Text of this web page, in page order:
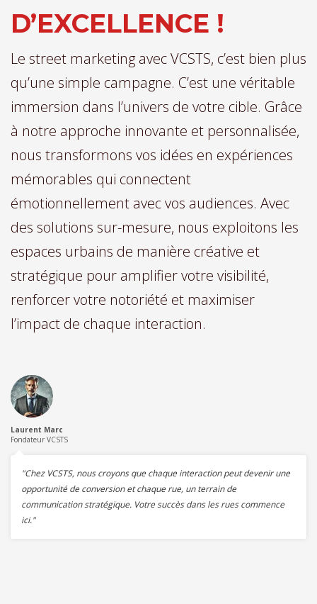
D’EXCELLENCE !
Le street marketing avec VCSTS, c’est bien plus
qu’une simple campagne. C’est une véritable
immersion dans l’univers de votre cible. Grâce
à notre approche innovante et personnalisée,
nous transformons vos idées en expériences
mémorables qui connectent
émotionnellement avec vos audiences. Avec
des solutions sur-mesure, nous exploitons les
espaces urbains de manière créative et
stratégique pour amplifier votre visibilité,
renforcer votre notoriété et maximiser
l’impact de chaque interaction.
Laurent Marc
Fondateur VCSTS
"Chez VCSTS, nous croyons que chaque interaction peut devenir une
opportunité de conversion et chaque rue, un terrain de
communication stratégique. Votre succès dans les rues commence
ici."